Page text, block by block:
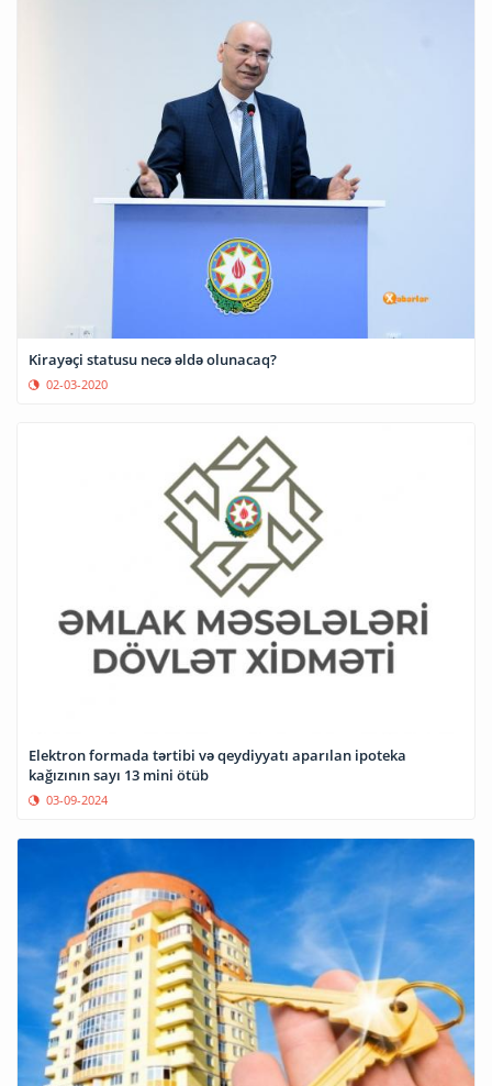
Kirayəçi statusu necə əldə olunacaq?
02-03-2020
Elektron formada tərtibi və qeydiyyatı aparılan ipoteka
kağızının sayı 13 mini ötüb
03-09-2024